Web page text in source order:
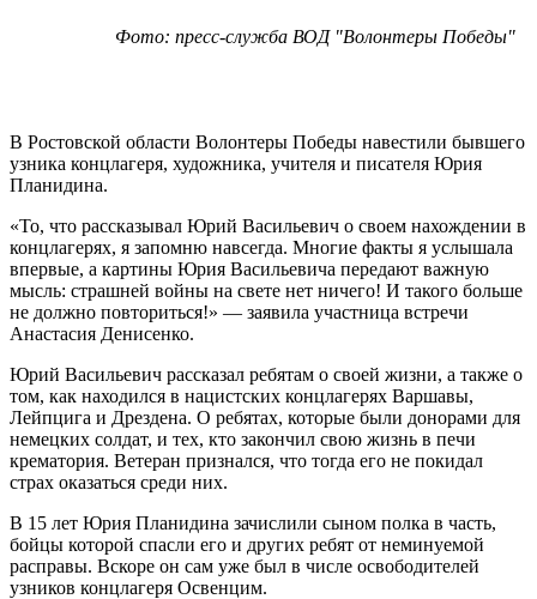
Фото: пресс-служба ВОД "Волонтеры Победы"
В Ростовской области Волонтеры Победы навестили бывшего
узника концлагеря, художника, учителя и писателя Юрия
Планидина.
«То, что рассказывал Юрий Васильевич о своем нахождении в
концлагерях, я запомню навсегда. Многие факты я услышала
впервые, а картины Юрия Васильевича передают важную
мысль: страшней войны на свете нет ничего! И такого больше
не должно повториться!» — заявила участница встречи
Анастасия Денисенко.
Юрий Васильевич рассказал ребятам о своей жизни, а также о
том, как находился в нацистских концлагерях Варшавы,
Лейпцига и Дрездена. О ребятах, которые были донорами для
немецких солдат, и тех, кто закончил свою жизнь в печи
крематория. Ветеран признался, что тогда его не покидал
страх оказаться среди них.
В 15 лет Юрия Планидина зачислили сыном полка в часть,
бойцы которой спасли его и других ребят от неминуемой
расправы. Вскоре он сам уже был в числе освободителей
узников концлагеря Освенцим.